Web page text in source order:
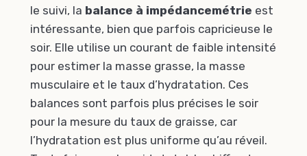
le suivi, la balance à impédancemétrie est
intéressante, bien que parfois capricieuse le
soir. Elle utilise un courant de faible intensité
pour estimer la masse grasse, la masse
musculaire et le taux d’hydratation. Ces
balances sont parfois plus précises le soir
pour la mesure du taux de graisse, car
l’hydratation est plus uniforme qu’au réveil.